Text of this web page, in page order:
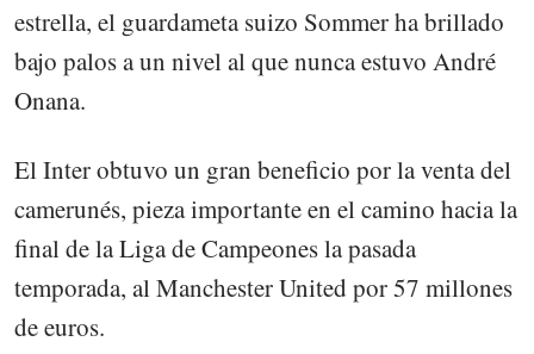
estrella, el guardameta suizo Sommer ha brillado
bajo palos a un nivel al que nunca estuvo André
Onana.
El Inter obtuvo un gran beneficio por la venta del
camerunés, pieza importante en el camino hacia la
final de la Liga de Campeones la pasada
temporada, al Manchester United por 57 millones
de euros.